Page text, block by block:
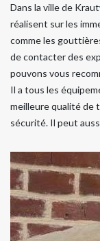
Dans la ville de
réalisent sur les
comme les
de contacter des
pouvons vous
Il a tous les
meilleure qualité de
sécurité. Il peut